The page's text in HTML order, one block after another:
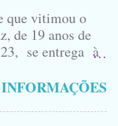
que vitimou o
de 19 anos de
se entrega à
aconteceu ...